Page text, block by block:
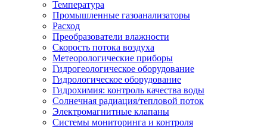
Температура
Промышленные газоанализаторы
Расход
Преобразователи влажности
Скорость потока воздуха
Метеорологические приборы
Гидрогеологическое оборудование
Гидрологическое оборудование
Гидрохимия: контроль качества воды
Солнечная радиация/тепловой поток
Электромагнитные клапаны
Системы мониторинга и контроля